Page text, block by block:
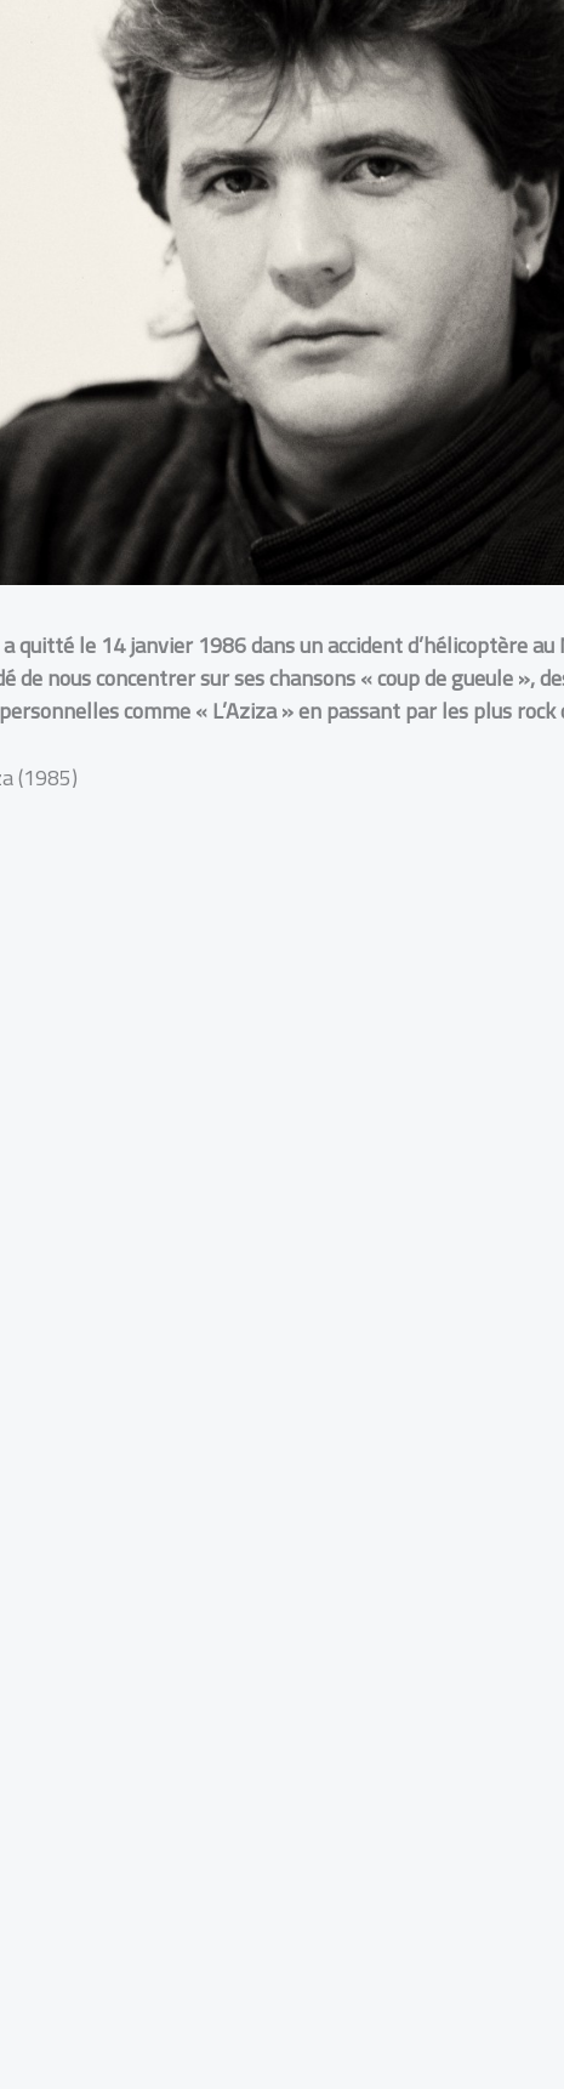
quitté le 14 janvier 1986 dans un accident d’hélicoptère au
de nous concentrer sur ses chansons « coup de gueule »,
comme « L’Aziza » en passant par les plus
(1985)